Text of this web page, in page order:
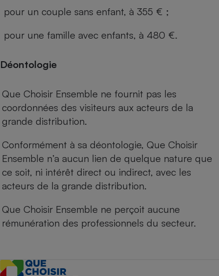
pour un couple sans enfant, à 355 € ;
pour une famille avec enfants, à 480 €.
Déontologie
Que Choisir Ensemble ne fournit pas les
coordonnées des visiteurs aux acteurs de la
grande distribution.
Conformément à sa déontologie, Que Choisir
Ensemble n’a aucun lien de quelque nature que
ce soit, ni intérêt direct ou indirect, avec les
acteurs de la grande distribution.
Que Choisir Ensemble ne perçoit aucune
rémunération des professionnels du secteur.